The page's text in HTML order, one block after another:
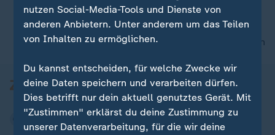
nach oben
nutzen Social-Media-Tools und Dienste von
anderen Anbietern. Unter anderem um das Teilen
von Inhalten zu ermöglichen.
Du kannst entscheiden, für welche Zwecke wir
deine Daten speichern und verarbeiten dürfen.
Dies betrifft nur dein aktuell genutztes Gerät. Mit
"Zustimmen" erklärst du deine Zustimmung zu
unserer Datenverarbeitung, für die wir deine